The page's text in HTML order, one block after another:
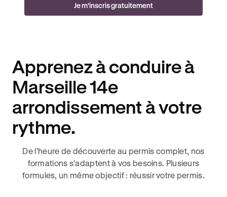
Je m'inscris gratuitement
Apprenez à conduire à
Marseille 14e
arrondissement à votre
rythme.
De l’heure de découverte au permis complet, nos
formations s'adaptent à vos besoins. Plusieurs
formules, un même objectif : réussir votre permis.